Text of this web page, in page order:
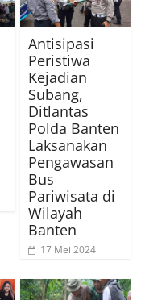
Antisipasi
Peristiwa
Kejadian
Subang,
Ditlantas
Polda Banten
Laksanakan
Pengawasan
Bus
Pariwisata di
Wilayah
Banten
17 Mei 2024